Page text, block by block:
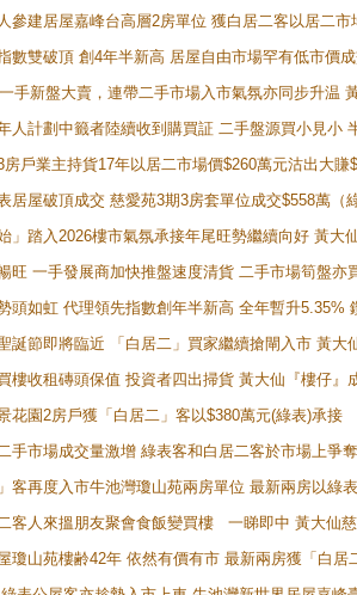
參建居屋嘉峰台高層2房單位 獲白居二客以居二市
數雙破頂 創4年半新高 居屋自由市場罕有低市價
手新盤大賣，連帶二手市場入市氣氛亦同步升温
人計劃中籤者陸續收到購買証 二手盤源買小見小
戶業主持貨17年以居二市場價$260萬元沽出大賺
居屋破頂成交 慈愛苑3期3房套單位成交$558萬（
」踏入2026樓市氣氛承接年尾旺勢繼續向好 黃
旺 一手發展商加快推盤速度清貨 二手市場筍盤
頭如虹 代理領先指數創年半新高 全年暫升5.35%
誕節即將臨近 「白居二」買家繼續搶閘入市 黃
樓收租磚頭保值 投資者四出掃貨 黃大仙『樓仔
花園2房戶獲「白居二」客以$380萬元(綠表)承接
手市場成交量激增 綠表客和白居二客於市場上
客再度入市牛池灣瓊山苑兩房單位 最新兩房以綠
客人來搵朋友聚會食飯變買樓 一睇即中 黃大仙
瓊山苑樓齢42年 依然有價有市 最新兩房獲「白居